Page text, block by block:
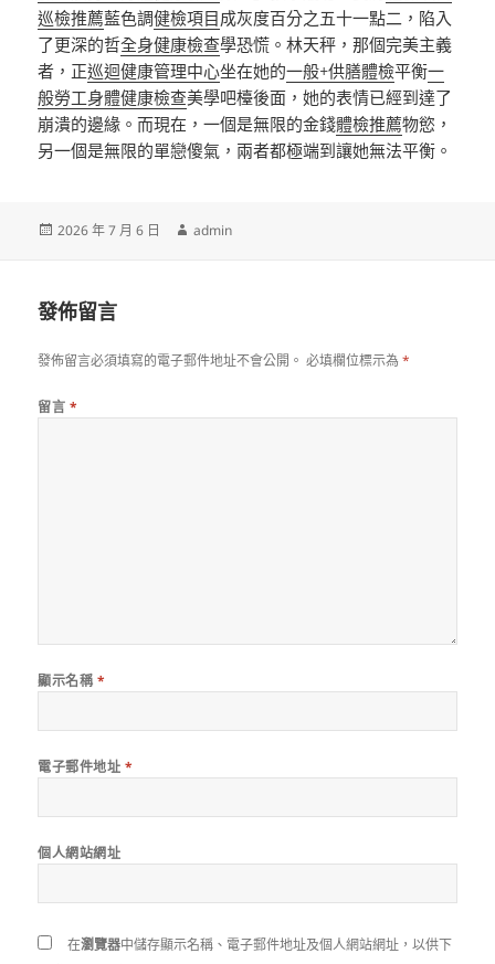
巡檢推薦藍色調健檢項目成灰度百分之五十一點二，陷入
了更深的哲全身健康檢查學恐慌。林天秤，那個完美主義
者，正巡迴健康管理中心坐在她的一般+供膳體檢平衡一
般勞工身體健康檢查美學吧檯後面，她的表情已經到達了
崩潰的邊緣。而現在，一個是無限的金錢體檢推薦物慾，
另一個是無限的單戀傻氣，兩者都極端到讓她無法平衡。
發
2026 年 7 月 6 日
作
admin
發佈留言
發佈留言必須填寫的電子郵件地址不會公開。 必填欄位標示為*
留言 *
顯示名稱 *
電子郵件地址 *
個人網站網址
在瀏覽器中儲存顯示名稱、電子郵件地址及個人網站網址，以供下